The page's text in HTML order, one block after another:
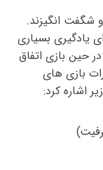
شگفت انگیزند.
یادگیری بسیاری
حین بازی اتفاق
بازی‌ های
اشاره کرد: